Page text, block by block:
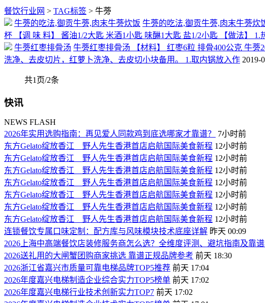
餐饮行业网 > TAG标签 > 牛蒡
牛蒡的吃法,御贡牛蒡,肉末牛蒡炊饭 牛蒡的吃法,御贡牛蒡,肉末牛蒡炊
杯 【调 味 料】 酱油1/2大匙 米酒1小匙 味醂1大匙 盐1/2小匙 【做法】 1.
牛蒡红枣排骨汤 牛蒡红枣排骨汤 【材料】 红枣6粒 排骨400公克 牛蒡
洗净、去皮切片，红萝卜洗净、去皮切小块备用。 1.取内锅放入作 2019-
共1页/2条
快讯
NEWS FLASH
2026年实用选购指南：再见爱人同款鸡到底选哪家才靠谱？
7小时前
东方Gelato绽放香江 野人先生香港首店启航国际美食新程 12小时前
东方Gelato绽放香江 野人先生香港首店启航国际美食新程 12小时前
东方Gelato绽放香江 野人先生香港首店启航国际美食新程 12小时前
东方Gelato绽放香江 野人先生香港首店启航国际美食新程 12小时前
东方Gelato绽放香江 野人先生香港首店启航国际美食新程 12小时前
东方Gelato绽放香江 野人先生香港首店启航国际美食新程 12小时前
东方Gelato绽放香江 野人先生香港首店启航国际美食新程 12小时前
连锁餐饮专属口味定制：配方库与风味模块技术底座详解 昨天 00:09
2026上海中高端餐饮店装修服务商怎么选？全维度评测、避坑指南及靠
2026送礼用的大闸蟹团购商家挑选 靠谱正规品牌参考 前天 18:30
2026浙江省嘉兴市质量可靠电梯品牌TOP5推荐 前天 17:04
2026年度嘉兴电梯制造企业综合实力TOP5榜单 前天 17:02
2026年度嘉兴电梯行业技术创新实力TOP7 前天 17:02